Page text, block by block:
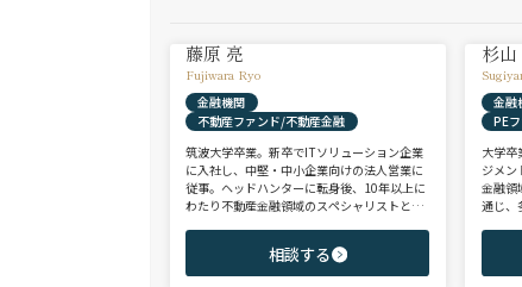
藤原 亮
Fujiwara Ryo
金融機関
不動産ファンド/不動産金融
筑波大学卒業。新卒でITソリューション企業
に入社し、中堅・中小企業向けの法人営業に
従事。ヘッドハンターに転身後、10年以上に
わたり不動産金融領域のスペシャリストとし
ックまで、幅広いポジションで100名以上の
ご支援実績を誇る。また、首都圏に加え、関
相談する
杉
金融
PE
大学卒
ジメン
金融領
通じ、
験の
ップを